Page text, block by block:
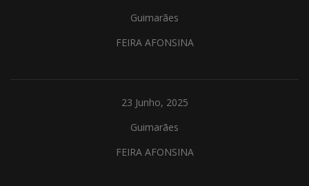
Guimarães
FEIRA AFONSINA
23 Junho, 2025
Guimarães
FEIRA AFONSINA